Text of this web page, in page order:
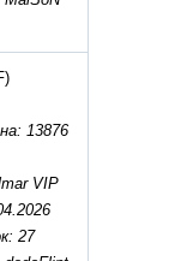
13876
VIP
27